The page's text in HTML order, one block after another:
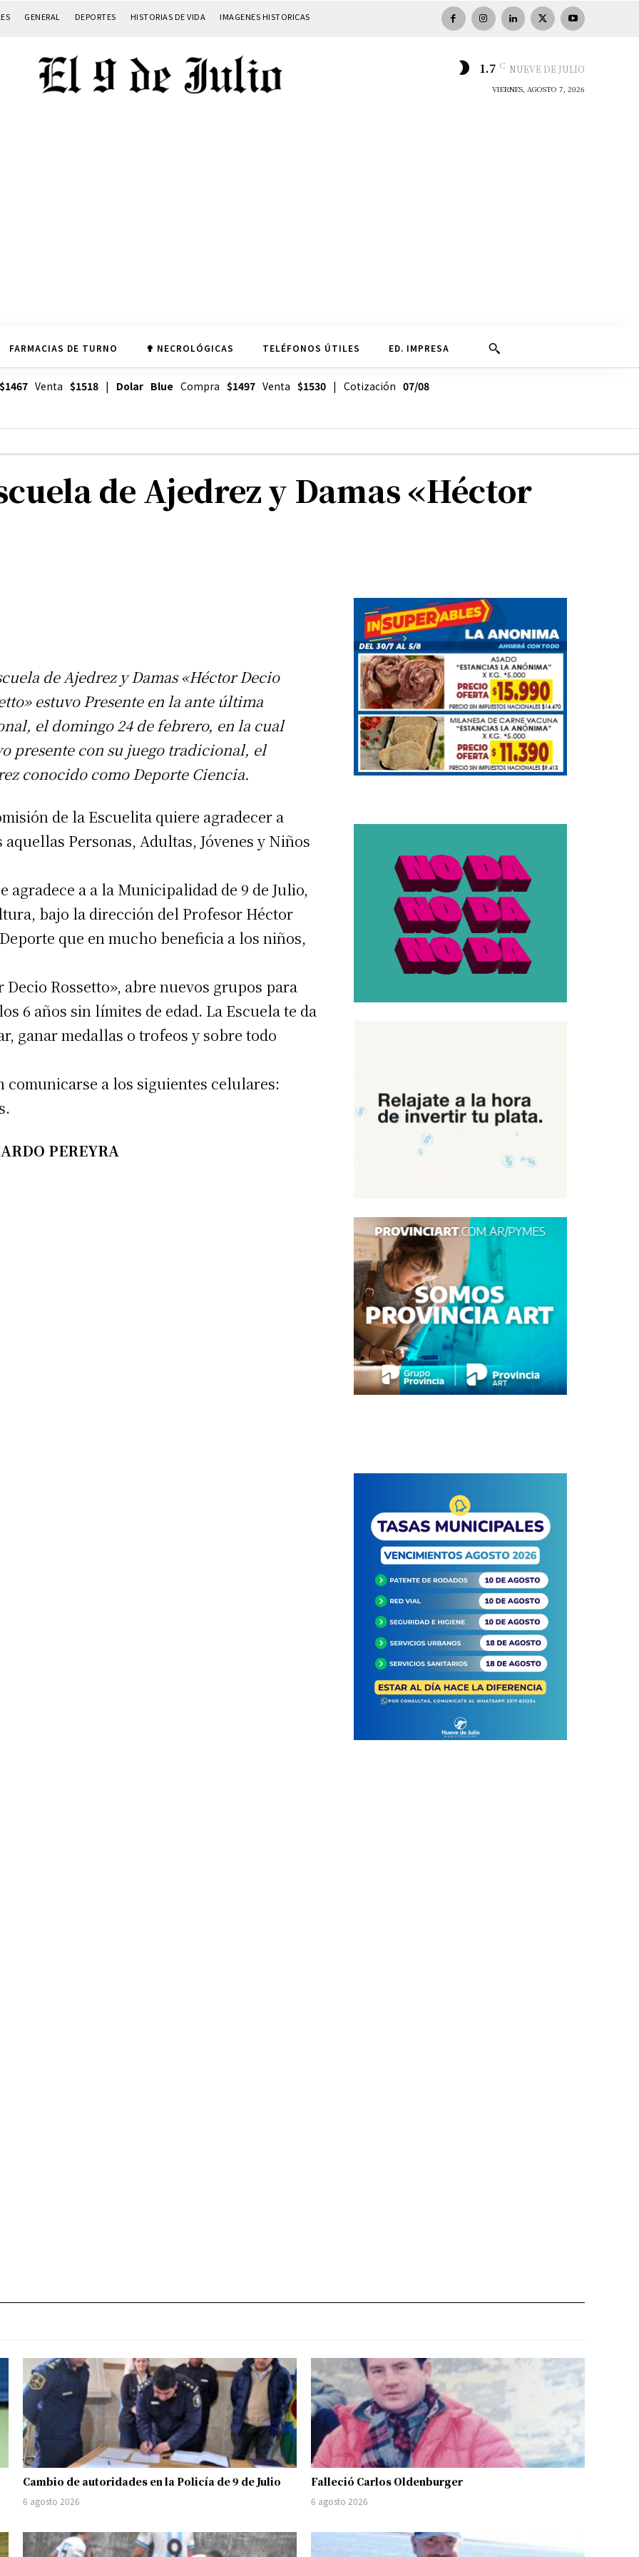
GENERAL DEPORTES HISTORIAS DE VIDA IMAGENES HISTORICAS
1.7 C NUEVE DE JULIO
VIERNES, AGOSTO 7, 2026
FARMACIAS DE TURNO ✟ NECROLÓGICAS TELÉFONOS ÚTILES ED. IMPRESA
$1467Venta $1518| Dolar Blue Compra $1497Venta $1530| Cotización 07/08
de Ajedrez y Damas «Héctor
de Ajedrez y Damas «Héctor Decio
estuvo Presente en la ante última
el domingo 24 de febrero, en la cual
presente con su juego tradicional, el
conocido como Deporte Ciencia.
de la Escuelita quiere agradecer a
aquellas Personas, Adultas, Jóvenes y Niños
a a la Municipalidad de 9 de Julio,
bajo la dirección del Profesor Héctor
que en mucho beneficia a los niños,
Decio Rossetto», abre nuevos grupos para
6 años sin límites de edad. La Escuela te da
ganar medallas o trofeos y sobre todo
comunicarse a los siguientes celulares:
PEREYRA
Cambio de autoridades en la Policía de 9 de Julio
6 agosto 2026
Falleció Carlos Oldenburger
6 agosto 2026